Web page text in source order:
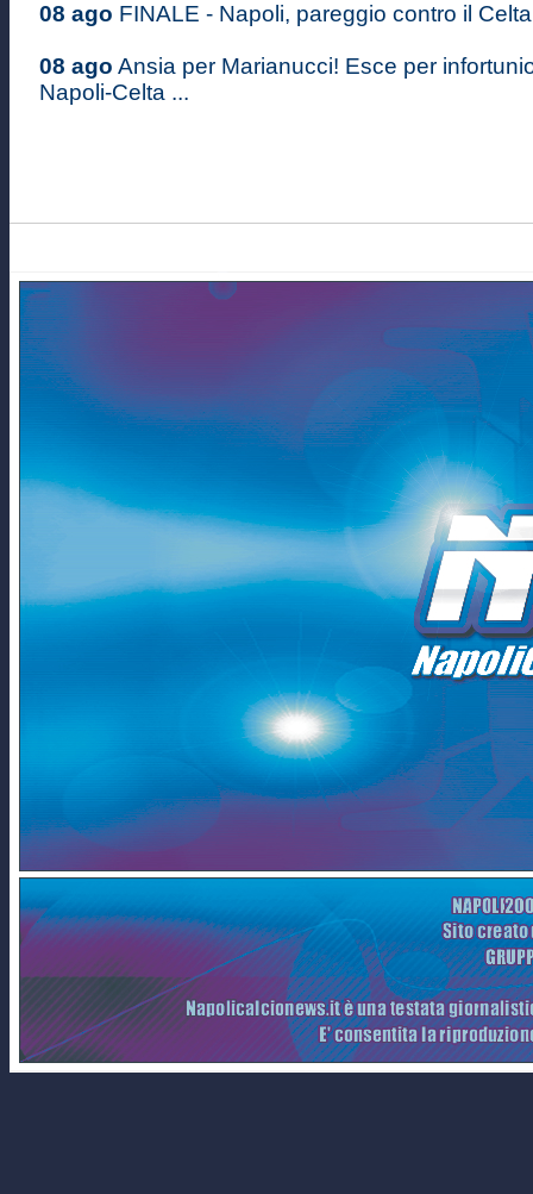
08 ago FINALE - Napoli, pareggio contro il
08 ago Ansia per Marianucci! Esce per
Napoli-Celta ...